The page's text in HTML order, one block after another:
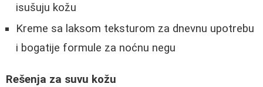
isušuju kožu
Kreme sa laksom teksturom za dnevnu upotrebu
i bogatije formule za noćnu negu
Rešenja za suvu kožu